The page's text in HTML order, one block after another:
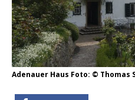
Adenauer Haus Foto: © Thomas